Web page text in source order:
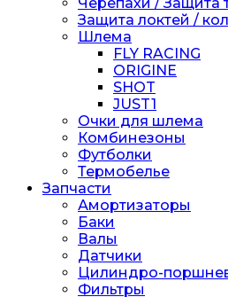
Защита локтей /
Шлема
FLY RACING
ORIGINE
SHOT
JUST1
Очки для шлема
Комбинезоны
Футболки
Термобелье
Запчасти
Амортизаторы
Баки
Валы
Датчики
Цилиндро-
Фильтры